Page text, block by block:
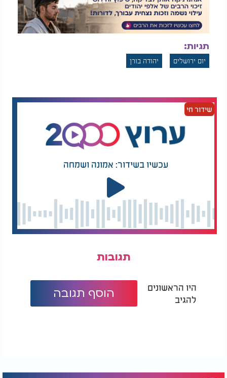
תגיות:
יום ירושלים יהודה בורן
שידור חי
עכשיו בשידור: אמונה ושמחה
תגובות
היו הראשונים
להגיב
הוסף תגובה